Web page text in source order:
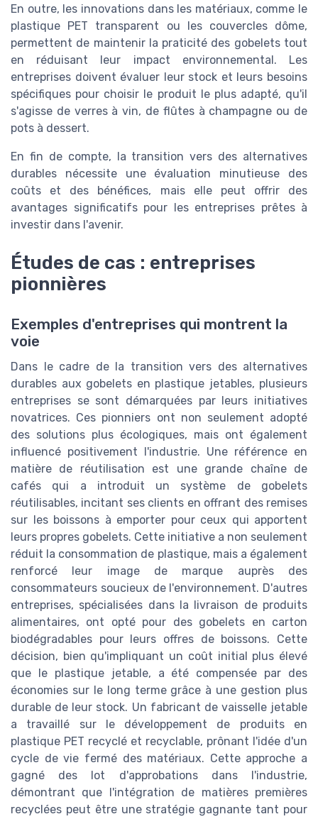
En outre, les innovations dans les matériaux, comme le
plastique PET transparent ou les couvercles dôme,
permettent de maintenir la praticité des gobelets tout
en réduisant leur impact environnemental. Les
entreprises doivent évaluer leur stock et leurs besoins
spécifiques pour choisir le produit le plus adapté, qu'il
s'agisse de verres à vin, de flûtes à champagne ou de
pots à dessert.
En fin de compte, la transition vers des alternatives
durables nécessite une évaluation minutieuse des
coûts et des bénéfices, mais elle peut offrir des
avantages significatifs pour les entreprises prêtes à
investir dans l'avenir.
Études de cas : entreprises
pionnières
Exemples d'entreprises qui montrent la
voie
Dans le cadre de la transition vers des alternatives
durables aux gobelets en plastique jetables, plusieurs
entreprises se sont démarquées par leurs initiatives
novatrices. Ces pionniers ont non seulement adopté
des solutions plus écologiques, mais ont également
influencé positivement l'industrie. Une référence en
matière de réutilisation est une grande chaîne de
cafés qui a introduit un système de gobelets
réutilisables, incitant ses clients en offrant des remises
sur les boissons à emporter pour ceux qui apportent
leurs propres gobelets. Cette initiative a non seulement
réduit la consommation de plastique, mais a également
renforcé leur image de marque auprès des
consommateurs soucieux de l'environnement. D'autres
entreprises, spécialisées dans la livraison de produits
alimentaires, ont opté pour des gobelets en carton
biodégradables pour leurs offres de boissons. Cette
décision, bien qu'impliquant un coût initial plus élevé
que le plastique jetable, a été compensée par des
économies sur le long terme grâce à une gestion plus
durable de leur stock. Un fabricant de vaisselle jetable
a travaillé sur le développement de produits en
plastique PET recyclé et recyclable, prônant l'idée d'un
cycle de vie fermé des matériaux. Cette approche a
gagné des lot d'approbations dans l'industrie,
démontrant que l'intégration de matières premières
recyclées peut être une stratégie gagnante tant pour